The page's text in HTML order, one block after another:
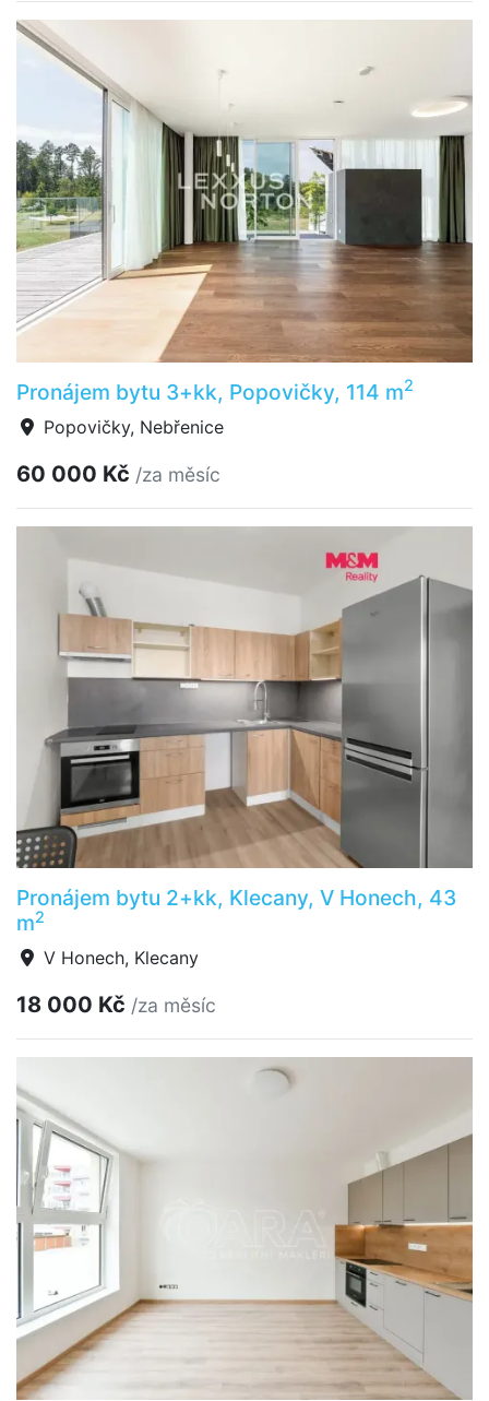
Pronájem bytu 3+kk, Popovičky, 114 m2
Popovičky, Nebřenice
60 000 Kč /za měsíc
Pronájem bytu 2+kk, Klecany, V Honech, 43
m2
V Honech, Klecany
18 000 Kč /za měsíc